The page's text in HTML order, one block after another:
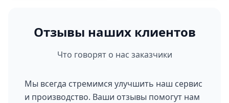
Отзывы наших клиентов
Что говорят о нас заказчики
Мы всегда стремимся улучшить наш сервис
и производство. Ваши отзывы помогут нам